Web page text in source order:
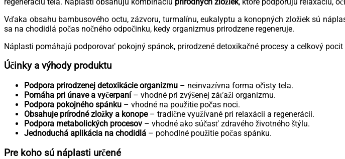
Vďaka obsahu bambusového octu, zázvoru, turmalínu, eukalyptu a konopných zložiek sú
sa na chodidlá počas nočného odpočinku, kedy organizmus prirodzene regeneruje.
Náplasti pomáhajú podporovať pokojný spánok, prirodzené detoxikačné procesy a celkový
Účinky a výhody produktu
Podpora prirodzenej detoxikácie organizmu – neinvazívna forma očisty tela.
Pomáha pri únave a vyčerpaní– vhodné pri zvýšenej záťaži organizmu.
Podpora pokojného spánku – vhodné na použitie počas noci.
Obsahuje prírodné zložky a konope– tradične využívané pri relaxácii a regenerácii.
Podpora metabolických procesov – vhodné ako súčasť zdravého životného štýlu.
Jednoduchá aplikácia na chodidlá – pohodlné použitie počas spánku.
Pre koho sú náplasti určené